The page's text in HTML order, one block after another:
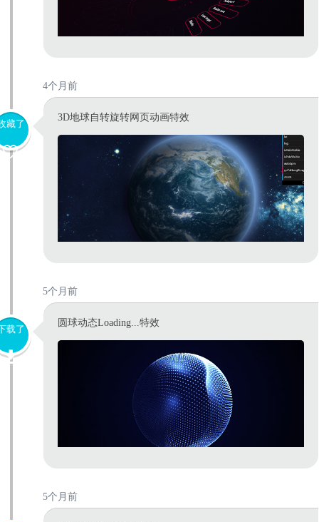
4个月前
藏了
3D地球自转旋转网页动画特效
5个月前
载了
圆球动态Loading...特效
5个月前